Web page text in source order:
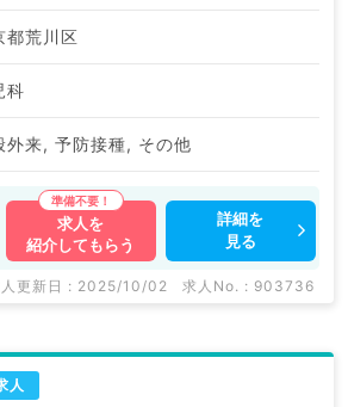
都荒川区
科
外来, 予防接種, その他
求人を
紹介してもらう
詳細を
見る
更新日 : 2025/10/02 求人No. : 903736
人